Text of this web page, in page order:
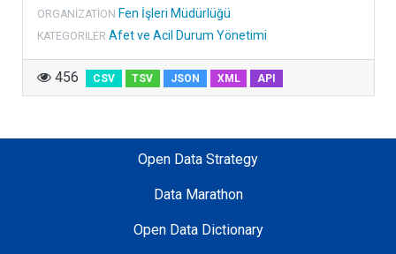
ORGANIZATION Fen İşleri Müdürlüğü
KATEGORILER Afet ve Acil Durum Yönetimi
456 CSV TSV JSON XML API
Open Data Strategy
Data Marathon
Open Data Dictionary